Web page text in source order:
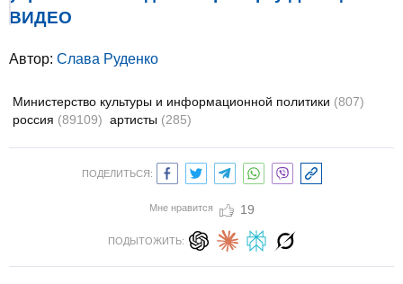
ВИДЕО
Автор: Слава Руденко
Министерство культуры и информационной политики (807)
россия (89109) артисты (285)
ПОДЕЛИТЬСЯ:
Мне нравится 19
ПОДЫТОЖИТЬ: